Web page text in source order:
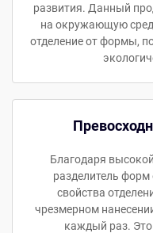
развития. Данный
на окружающую
отделение от формы,
Благодаря
разделитель форм
свойства
чрезмерном
каждый раз.